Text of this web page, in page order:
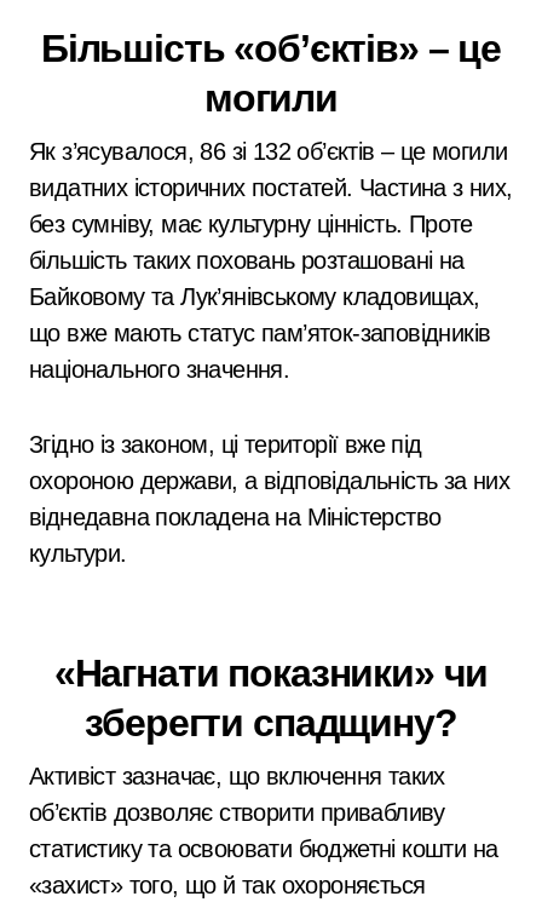
Більшість «об’єктів» – це
могили
Як з’ясувалося, 86 зі 132 об’єктів – це могили
видатних історичних постатей. Частина з них,
без сумніву, має культурну цінність. Проте
більшість таких поховань розташовані на
Байковому та Лук’янівському кладовищах,
що вже мають статус пам’яток-заповідників
національного значення.
Згідно із законом, ці території вже під
охороною держави, а відповідальність за них
віднедавна покладена на Міністерство
культури.
«Нагнати показники» чи
зберегти спадщину?
Активіст зазначає, що включення таких
об’єктів дозволяє створити привабливу
статистику та освоювати бюджетні кошти на
«захист» того, що й так охороняється